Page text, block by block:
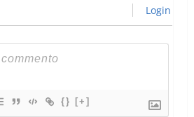
Login
{} [+]